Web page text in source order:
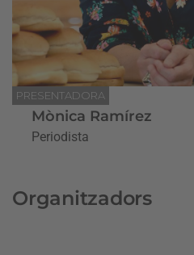
PRESENTADORA
Mònica Ramírez
Periodista
Organitzadors